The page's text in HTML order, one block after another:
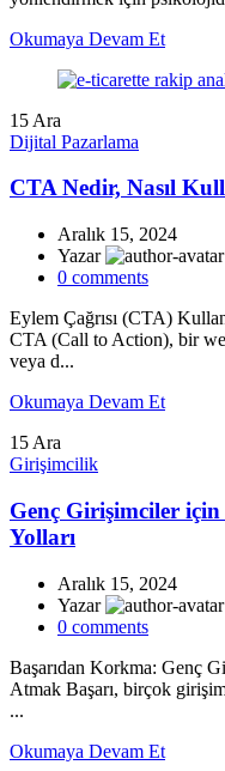
Okumaya Devam Et
15 Ara
Dijital Pazarlama
CTA Nedir, Nasıl
Aralık 15, 2024
Yazar
0 comments
Eylem Çağrısı (CTA)
CTA (Call to Action), bir
veya d...
Okumaya Devam Et
15 Ara
Girişimcilik
Genç Girişimciler
Yolları
Aralık 15, 2024
Yazar
0 comments
Başarıdan Korkma: Genç
Atmak Başarı, birçok
...
Okumaya Devam Et